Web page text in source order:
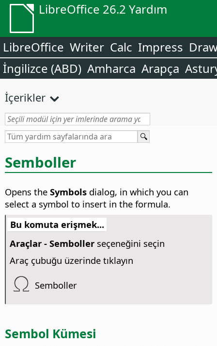
LibreOffice 26.2 Yardım
LibreOffice Writer Calc Impress
İngilizce (ABD) Amharca Arapça
İçerikler
Semboller
Opens the Symbols dialog, in which you can
select a symbol to insert in the formula.
Bu komuta erişmek...
Araçlar - Sembollerseçeneğini seçin
Araç çubuğu üzerinde tıklayın
Semboller
Sembol Kümesi